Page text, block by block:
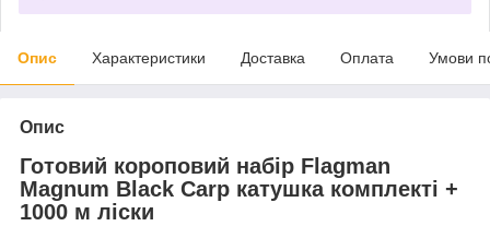
Опис Характеристики Доставка Оплата Умови
Опис
Готовий короповий набір Flagman
Magnum Black Carp катушка комплекті +
1000 м ліски